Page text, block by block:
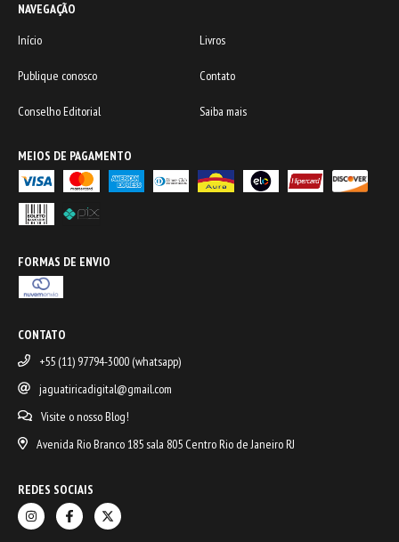
NAVEGAÇÃO
Início
Livros
Publique conosco Contato
Conselho Editorial Saiba mais
MEIOS DE PAGAMENTO
FORMAS DE ENVIO
CONTATO
+55 (11) 97794-3000 (whatsapp)
jaguatiricadigital@gmail.com
Visite o nosso Blog!
Avenida Rio Branco 185 sala 805 Centro Rio de Janeiro RJ
REDES SOCIAIS